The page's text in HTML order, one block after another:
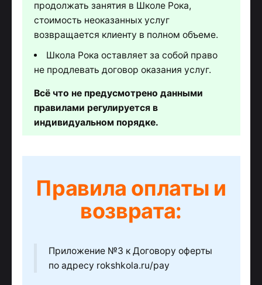
продолжать занятия в Школе Рока,
стоимость неоказанных услуг
возвращается клиенту в полном объеме.
Школа Рока оставляет за собой право
не продлевать договор оказания услуг.
Всё что не предусмотрено данными
правилами регулируется в
индивидуальном порядке.
Правила оплаты и
возврата:
Приложение №3 к Договору оферты
по адресу rokshkola.ru/pay